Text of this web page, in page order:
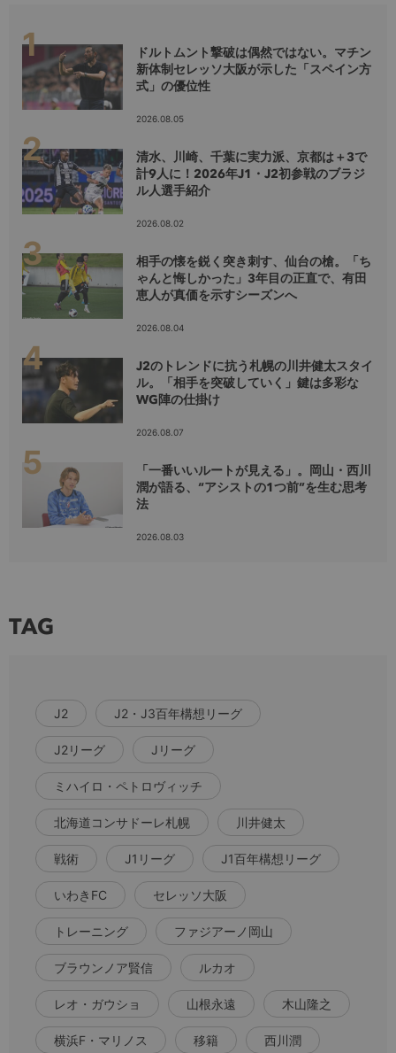
ドルトムント撃破は偶然ではない。マチン
新体制セレッソ大阪が示した「スペイン方
式」の優位性
2026.08.05
清水、川崎、千葉に実力派、京都は＋3で
計9人に！2026年J1・J2初参戦のブラジ
ル人選手紹介
2026.08.02
相手の懐を鋭く突き刺す、仙台の槍。「ち
ゃんと悔しかった」3年目の正直で、有田
恵人が真価を示すシーズンへ
2026.08.04
J2のトレンドに抗う札幌の川井健太スタイ
ル。「相手を突破していく」鍵は多彩な
WG陣の仕掛け
2026.08.07
「一番いいルートが見える」。岡山・西川
潤が語る、“アシストの1つ前”を生む思考
法
2026.08.03
TAG
J2 J2・J3百年構想リーグ
J2リーグ Jリーグ
ミハイロ・ペトロヴィッチ
北海道コンサドーレ札幌 川井健太
戦術 J1リーグ J1百年構想リーグ
いわきFC セレッソ大阪
トレーニング ファジアーノ岡山
ブラウンノア賢信 ルカオ
レオ・ガウショ 山根永遠 木山隆之
横浜F・マリノス 移籍 西川潤